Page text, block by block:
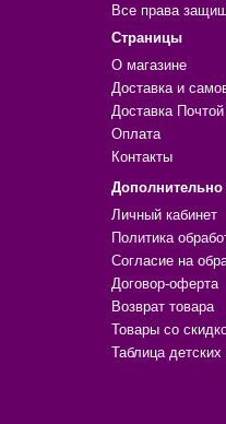
Все права
Страницы
О магазине
Доставка и
Доставка
Оплата
Контакты
Дополнительно
Личный кабинет
Политика
Согласие на
Договор-оферта
Возврат товара
Товары со
Таблица